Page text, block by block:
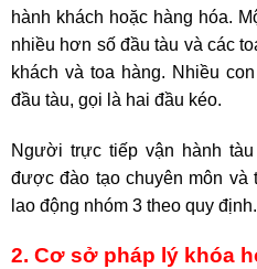
hành khách hoặc hàng hóa.
nhiều hơn số đầu tàu và các
khách và toa hàng. Nhiều
đầu tàu, gọi là hai đầu kéo.
Người trực tiếp vận hành
được đào tạo chuyên môn và
lao động nhóm 3 theo quy định.
2. Cơ sở pháp lý khóa